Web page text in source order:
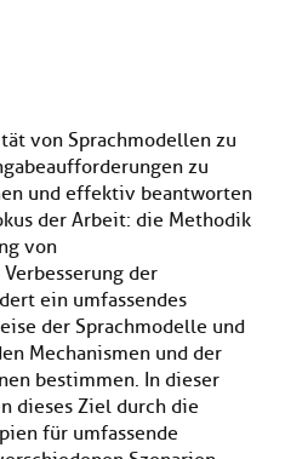
von Sprachmodellen zu
zu
und effektiv beantworten
der Arbeit: die Methodik
von
der
ein umfassendes
der Sprachmodelle und
Mechanismen und der
bestimmen. In dieser
dieses Ziel durch die
für umfassende